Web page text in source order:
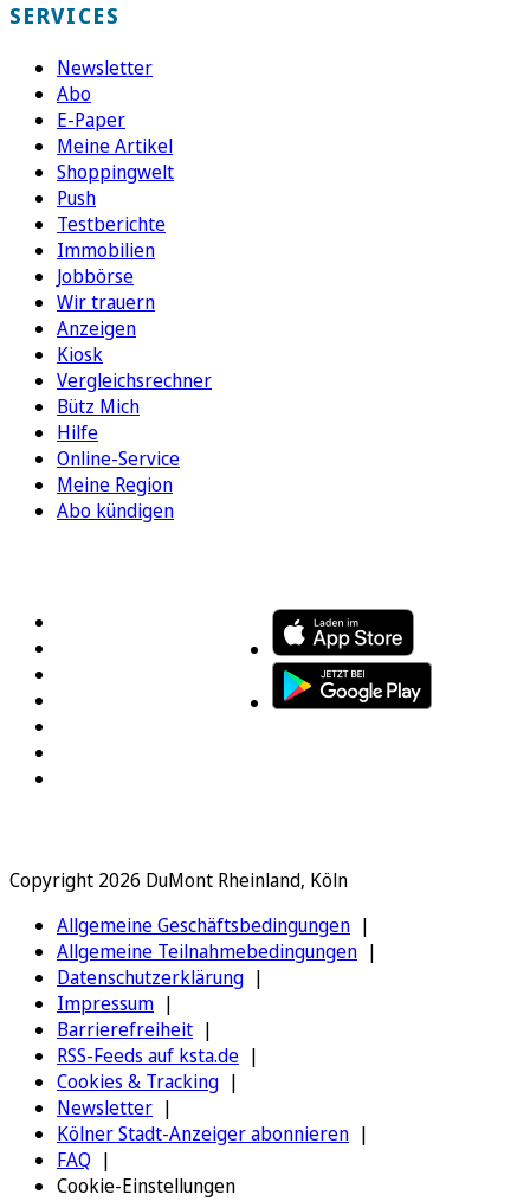
SERVICES
Newsletter
Abo
E-Paper
Meine Artikel
Shoppingwelt
Push
Testberichte
Immobilien
Jobbörse
Wir trauern
Anzeigen
Kiosk
Vergleichsrechner
Bütz Mich
Hilfe
Online-Service
Meine Region
Abo kündigen
Copyright 2026 DuMont Rheinland, Köln
Allgemeine Geschäftsbedingungen
Allgemeine Teilnahmebedingungen
Datenschutzerklärung
Impressum
Barrierefreiheit
RSS-Feeds auf ksta.de
Cookies & Tracking
Newsletter
Kölner Stadt-Anzeiger abonnieren
FAQ
Cookie-Einstellungen